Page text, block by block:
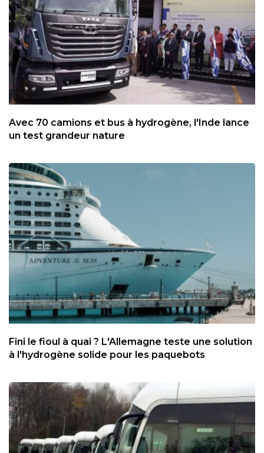
Avec 70 camions et bus à hydrogène, l'Inde lance
un test grandeur nature
Fini le fioul à quai ? L'Allemagne teste une solution
à l'hydrogène solide pour les paquebots